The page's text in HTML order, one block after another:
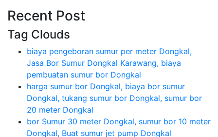
Recent Post
Tag Clouds
biaya pengeboran sumur per meter Dongkal,
Jasa Bor Sumur Dongkal Karawang, biaya
pembuatan sumur bor Dongkal
harga sumur bor Dongkal, biaya bor sumur
Dongkal, tukang sumur bor Dongkal, sumur bor
20 meter Dongkal
bor Sumur 30 meter Dongkal, sumur bor 10 meter
Dongkal, Buat sumur jet pump Dongkal